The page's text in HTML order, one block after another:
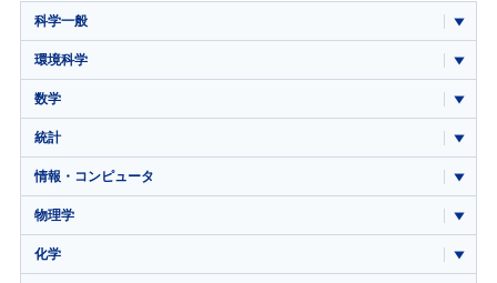
科学一般
環境科学
数学
統計
情報・コンピュータ
物理学
化学